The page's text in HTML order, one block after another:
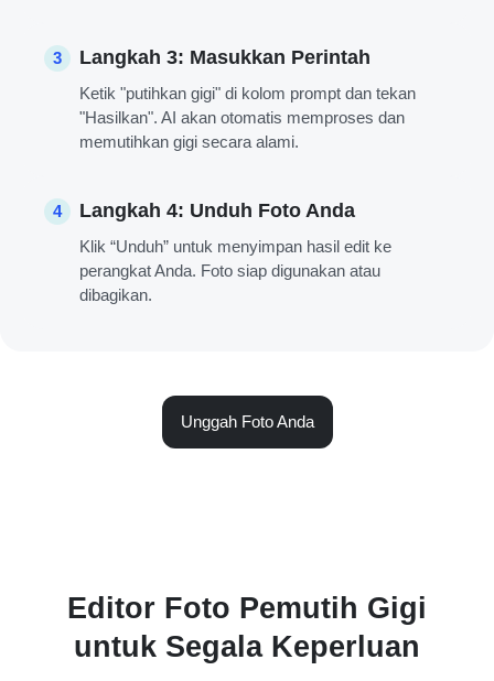
3 Langkah 3: Masukkan Perintah
Ketik "putihkan gigi" di kolom prompt dan tekan
"Hasilkan". AI akan otomatis memproses dan
memutihkan gigi secara alami.
4 Langkah 4: Unduh Foto Anda
Klik “Unduh” untuk menyimpan hasil edit ke
perangkat Anda. Foto siap digunakan atau
dibagikan.
Unggah Foto Anda
Editor Foto Pemutih Gigi
untuk Segala Keperluan